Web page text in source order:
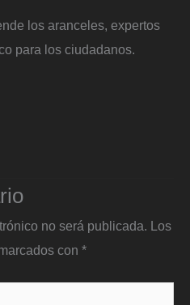
los aranceles, expertos
para los ciudadanos.
no será publicada.
Los
con *